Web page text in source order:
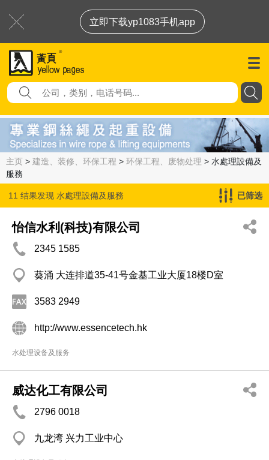
立即下载yp1083手机app
主页 > 建造、装修、环保工程 > 环保工程、废物处理 > 水處理設備及
服務
11 结果发现 水處理設備及服務 已筛选
怡信水利(科技)有限公司
2345 1585
葵涌 大连排道35-41号金基工业大厦18楼D室
3583 2949
http://www.essencetech.hk
水处理设备及服务
威达化工有限公司
2796 0018
九龙湾 兴力工业中心